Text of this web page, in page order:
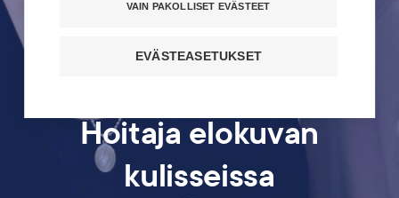
Hoitaja elokuvan
kulisseissa
VAIN PAKOLLISET EVÄSTEET
EVÄSTEASETUKSET